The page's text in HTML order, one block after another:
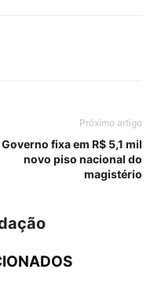
Próximo artigo
Governo fixa em R$ 5,1 mil
novo piso nacional do
magistério